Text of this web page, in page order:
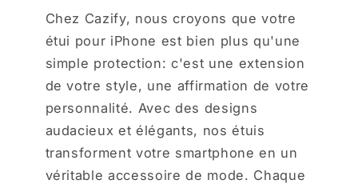
Chez Cazify, nous croyons que votre
étui pour iPhone est bien plus qu'une
simple protection: c'est une extension
de votre style, une affirmation de votre
personnalité. Avec des designs
audacieux et élégants, nos étuis
transforment votre smartphone en un
véritable accessoire de mode. Chaque